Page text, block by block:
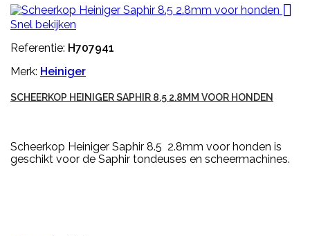

Snel bekijken
Referentie: H707941
Merk: Heiniger
SCHEERKOP HEINIGER SAPHIR 8.5 2.8MM VOOR HONDEN
Scheerkop Heiniger Saphir 8.5 2.8mm voor honden is
geschikt voor de Saphir tondeuses en scheermachines.